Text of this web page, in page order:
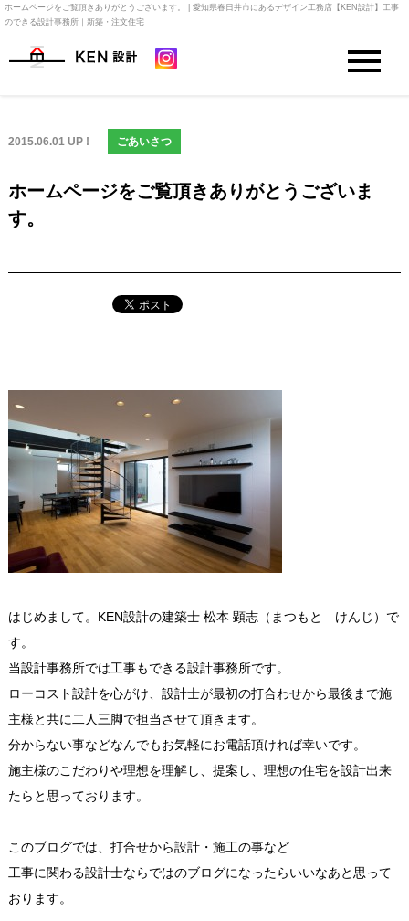
ホームページをご覧頂きありがとうございます。 | 愛知県春日井市にあるデザイン工務店【KEN設計】工事
のできる設計事務所｜新築・注文住宅
2015.06.01 UP ! ごあいさつ
ホームページをご覧頂きありがとうございま
す。
はじめまして。KEN設計の建築士 松本 顕志（まつもと けんじ）で
す。
当設計事務所では工事もできる設計事務所です。
ローコスト設計を心がけ、設計士が最初の打合わせから最後まで施
主様と共に二人三脚で担当させて頂きます。
分からない事などなんでもお気軽にお電話頂ければ幸いです。
施主様のこだわりや理想を理解し、提案し、理想の住宅を設計出来
たらと思っております。
このブログでは、打合せから設計・施工の事など
工事に関わる設計士ならではのブログになったらいいなあと思って
おります。